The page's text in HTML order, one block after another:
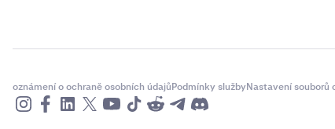
oznámení o ochraně osobních údajůPodmínky službyNastavení souborů